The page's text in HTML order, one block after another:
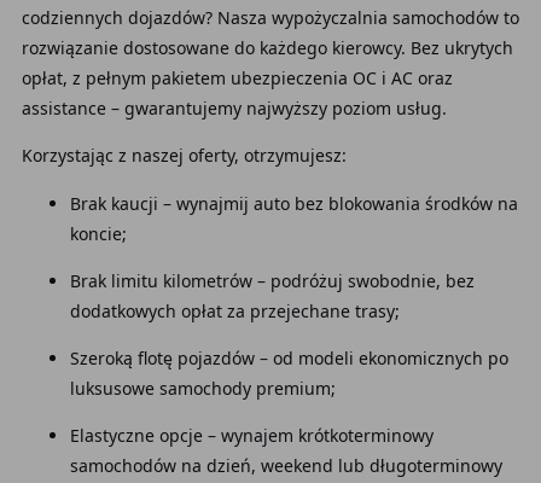
codziennych dojazdów? Nasza wypożyczalnia samochodów to
rozwiązanie dostosowane do każdego kierowcy. Bez ukrytych
opłat, z pełnym pakietem ubezpieczenia OC i AC oraz
assistance – gwarantujemy najwyższy poziom usług.
Korzystając z naszej oferty, otrzymujesz:
Brak kaucji – wynajmij auto bez blokowania środków na
koncie;
Brak limitu kilometrów – podróżuj swobodnie, bez
dodatkowych opłat za przejechane trasy;
Szeroką flotę pojazdów – od modeli ekonomicznych po
luksusowe samochody premium;
Elastyczne opcje – wynajem krótkoterminowy
samochodów na dzień, weekend lub długoterminowy